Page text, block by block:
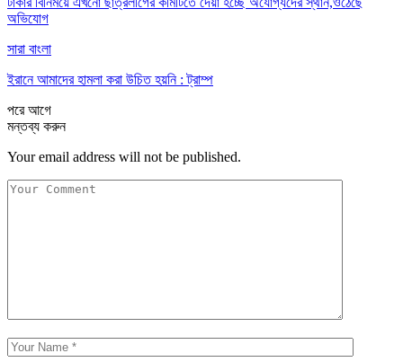
অভিযোগ
সারা বাংলা
ইরানে আমাদের হামলা করা উচিত হয়নি : ট্রাম্প
পরেআগে
মন্তব্য করুন
Your email address will not be published.